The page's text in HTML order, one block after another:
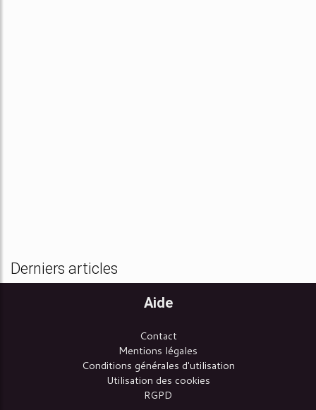
Derniers articles
Aide
Contact
Mentions légales
Conditions générales d'utilisation
Utilisation des cookies
RGPD